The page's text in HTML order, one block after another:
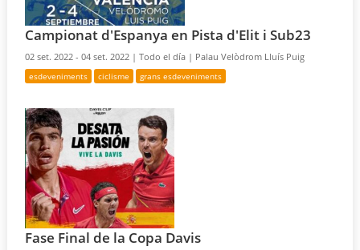
Campionat d'Espanya en Pista d'Elit i Sub23
02 set. 2022 - 04 set. 2022 |Todo el día | Palau Velòdrom Lluís Puig
esdeveniments ciclisme grans esdeveniments
Fase Final de la Copa Davis